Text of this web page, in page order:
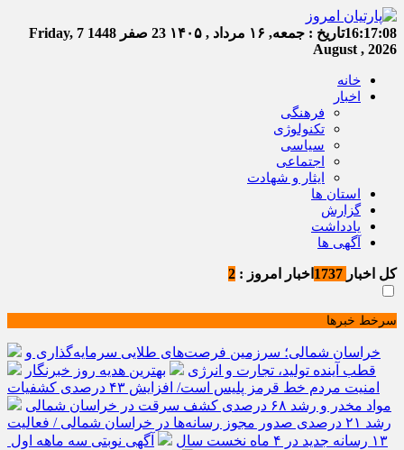
16:17:08تاریخ : جمعه, ۱۶ مرداد , ۱۴۰۵ 23 صفر 1448
Friday, 7
August , 2026
خانه
اخبار
فرهنگی
تکنولوژی
سیاسی
اجتماعی
ایثار و شهادت
استان ها
گزارش
یادداشت
آگهی ها
کل اخبار اخبار امروز : 2
سرخط خبرها
خراسان شمالی؛ سرزمین فرصت‌های طلایی سرمایه‌گذاری و
قطب آینده تولید، تجارت و انرژی
بهترین هدیه روز خبرنگار
امنیت مردم خط قرمز پلیس است/ افزایش ۴۳ درصدی کشفیات
مواد مخدر و رشد ۶۸ درصدی کشف سرقت در خراسان شمالی
رشد ۲۱ درصدی صدور مجوز رسانه‌ها در خراسان شمالی / فعالیت
۱۳ رسانه جدید در ۴ ماه نخست سال
آگهی نوبتی سه ماهه اول